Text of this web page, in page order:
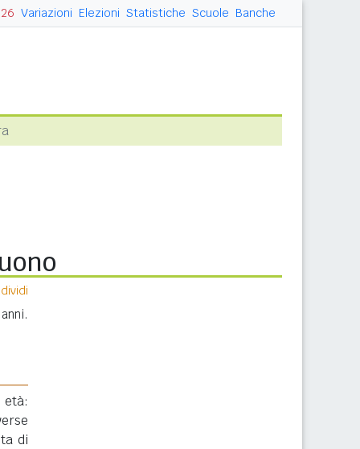
Variazioni Elezioni Statistiche Scuole Banche
di